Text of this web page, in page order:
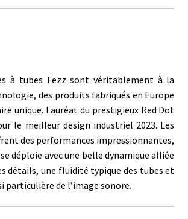
à tubes Fezz sont véritablement à la
des produits fabriqués en Europe
unique. Lauréat du prestigieux Red Dot
le meilleur design industriel 2023. Les
des performances impressionnantes,
déploie avec une belle dynamique alliée
détails, une fluidité typique des tubes et
de l’image sonore.